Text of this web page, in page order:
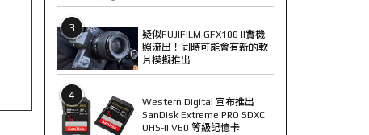
3
疑似FUJIFILM GFX100 II實機
照流出！同時可能會有新的軟
片模擬推出
4
Western Digital 宣布推出
SanDisk Extreme PRO SDXC
UHS-II V60 等級記憶卡